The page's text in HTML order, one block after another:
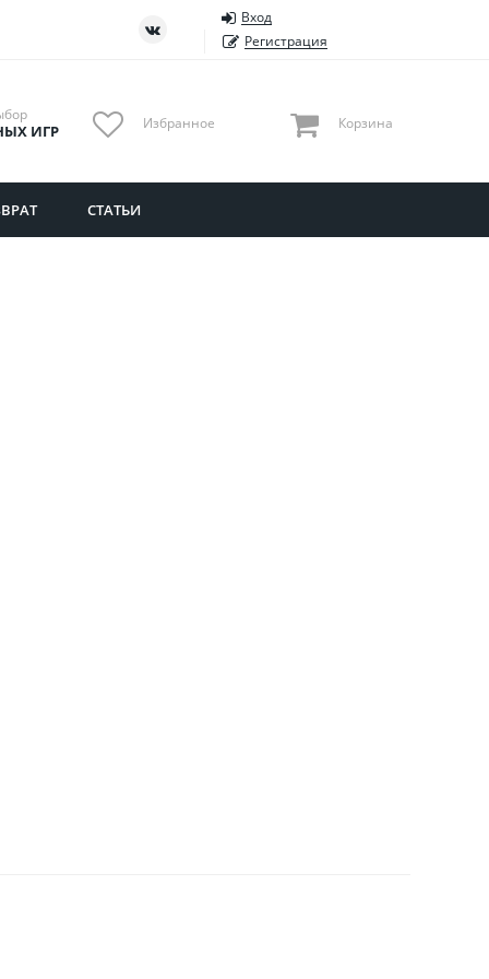
Тюменская область
Ульяновская область
Вход
Регистрация
ИГР Избранное Корзина
СТАТЬИ